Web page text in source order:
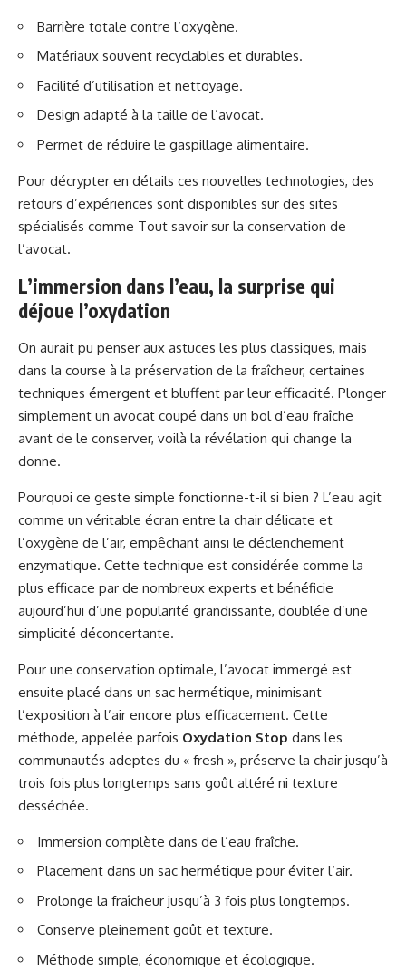
Barrière totale contre l’oxygène.
Matériaux souvent recyclables et durables.
Facilité d’utilisation et nettoyage.
Design adapté à la taille de l’avocat.
Permet de réduire le gaspillage alimentaire.
Pour décrypter en détails ces nouvelles technologies, des
retours d’expériences sont disponibles sur des sites
spécialisés comme Tout savoir sur la conservation de
l’avocat.
L’immersion dans l’eau, la surprise qui
déjoue l’oxydation
On aurait pu penser aux astuces les plus classiques, mais
dans la course à la préservation de la fraîcheur, certaines
techniques émergent et bluffent par leur efficacité. Plonger
simplement un avocat coupé dans un bol d’eau fraîche
avant de le conserver, voilà la révélation qui change la
donne.
Pourquoi ce geste simple fonctionne-t-il si bien ? L’eau agit
comme un véritable écran entre la chair délicate et
l’oxygène de l’air, empêchant ainsi le déclenchement
enzymatique. Cette technique est considérée comme la
plus efficace par de nombreux experts et bénéficie
aujourd’hui d’une popularité grandissante, doublée d’une
simplicité déconcertante.
Pour une conservation optimale, l’avocat immergé est
ensuite placé dans un sac hermétique, minimisant
l’exposition à l’air encore plus efficacement. Cette
méthode, appelée parfois Oxydation Stop dans les
communautés adeptes du « fresh », préserve la chair jusqu’à
trois fois plus longtemps sans goût altéré ni texture
desséchée.
Immersion complète dans de l’eau fraîche.
Placement dans un sac hermétique pour éviter l’air.
Prolonge la fraîcheur jusqu’à 3 fois plus longtemps.
Conserve pleinement goût et texture.
Méthode simple, économique et écologique.